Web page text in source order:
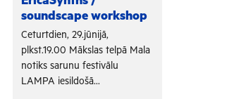
soundscape workshop
Ceturtdien, 29.jūnijā,
plkst.19.00 Mākslas telpā Mala
notiks sarunu festivālu
LAMPA iesildošā...